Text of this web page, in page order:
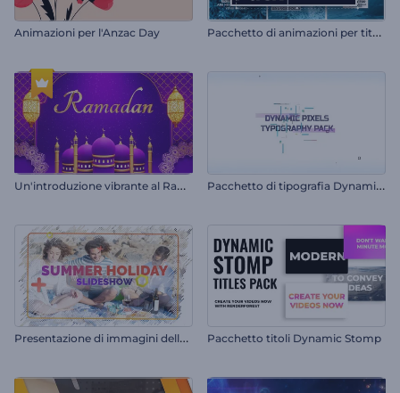
Animazioni per l'Anzac Day P
acchetto di animazioni per titoli puliti
U
n'introduzione vibrante al Ramadan P
acchetto di tipografia Dynamic Pixels
P
resentazione di immagini delle vacanze estive Pacchetto titoli Dynamic Stomp